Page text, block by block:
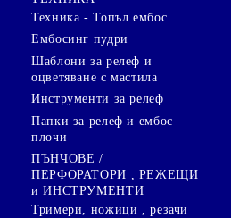
Техника - Топъл ембос
Ембосинг пудри
Шаблони за релеф и
оцветяване с мастила
Инструменти за релеф
Папки за релеф и ембос
плочи
ПЪНЧОВЕ /
ПЕРФОРАТОРИ , РЕЖЕЩИ
и ИНСТРУМЕНТИ
Тримери, ножици , резачи